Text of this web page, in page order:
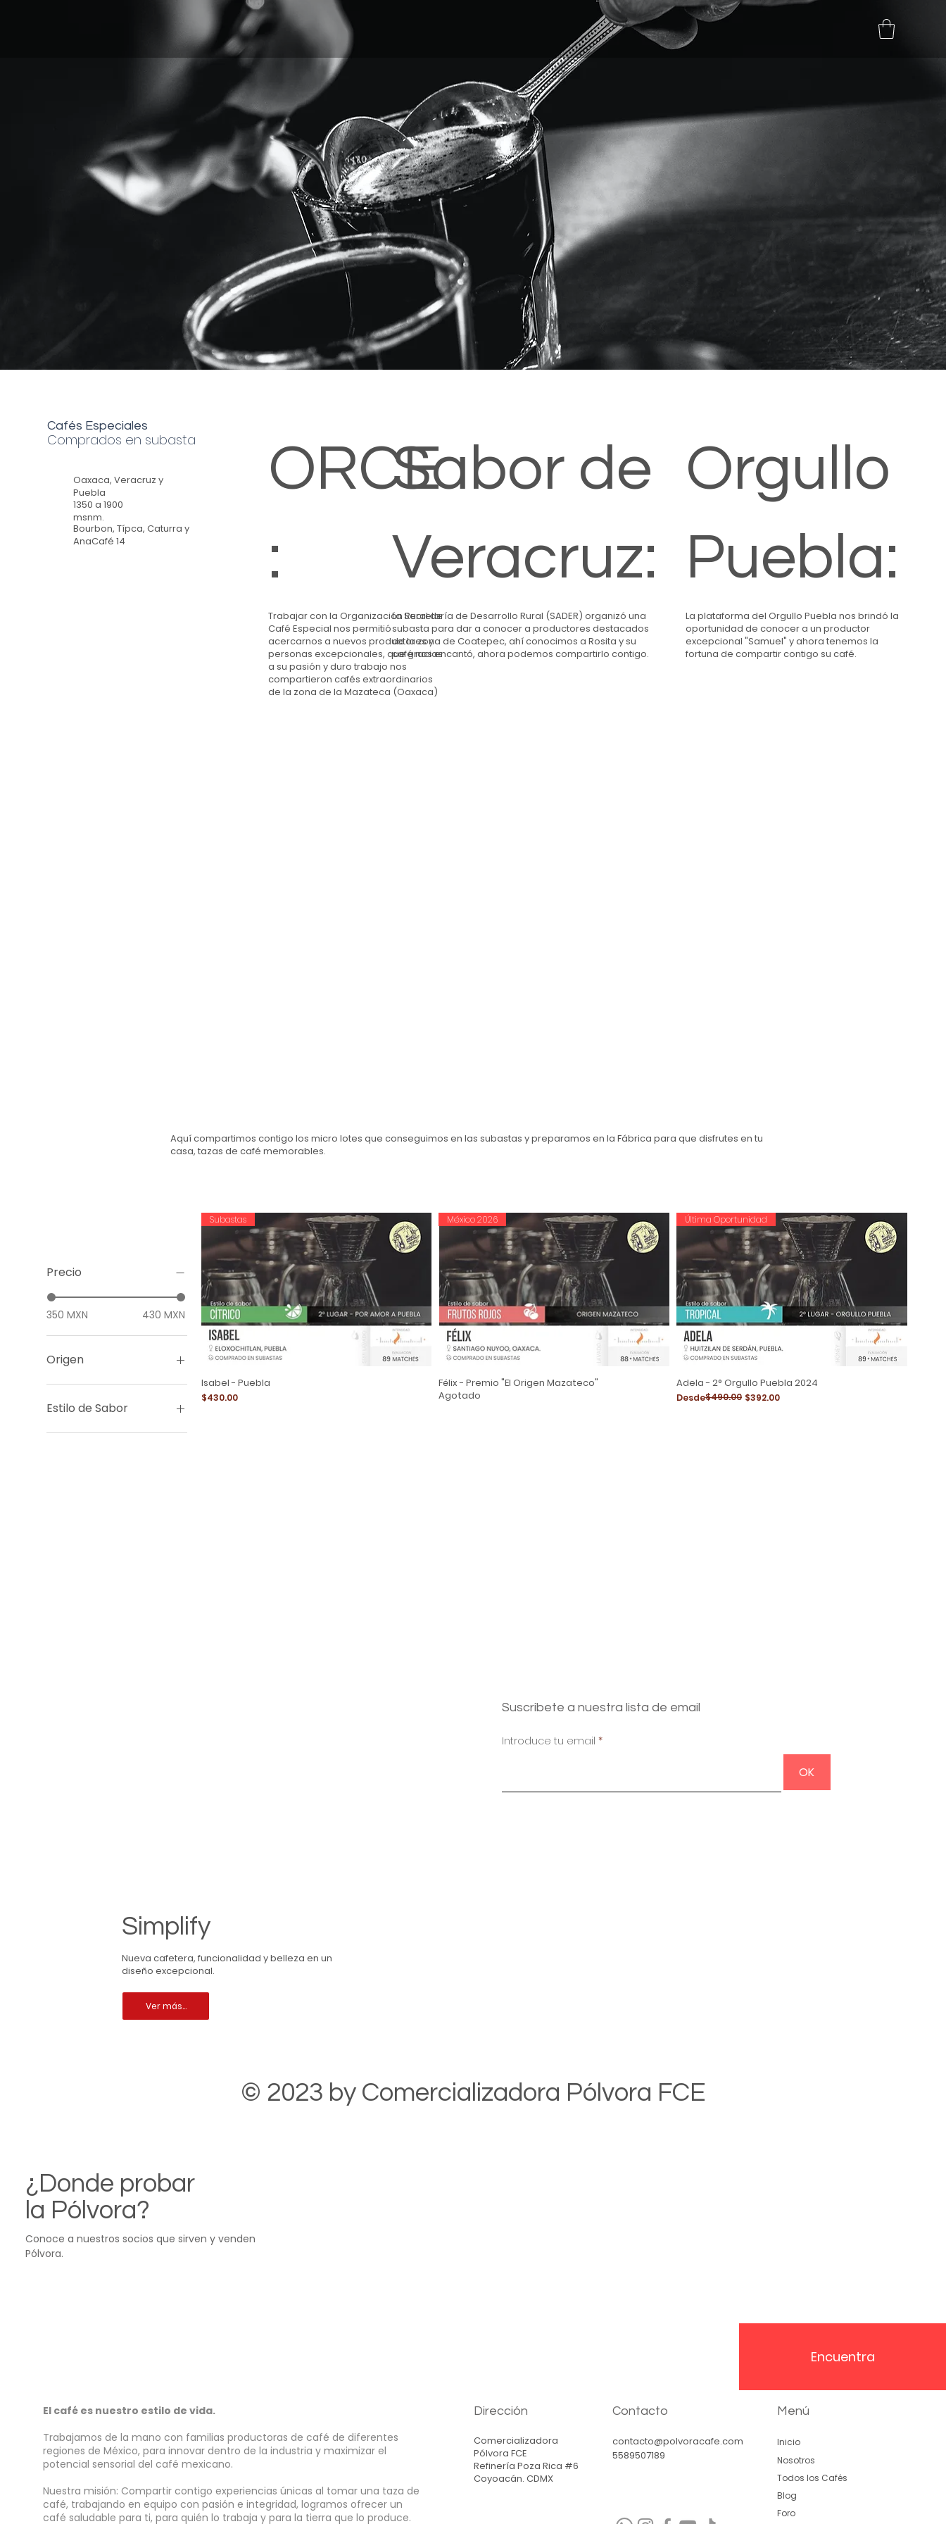
Sabor de
Veracruz:
La Secretaría de Desarrollo Rural (SADER) organizó una
subasta para dar a conocer a productores destacados
de la zona de Coatepec, ahí conocimos a Rosita y su
café nos encantó, ahora podemos compartirlo contigo.
Orgullo
Puebla:
La plataforma del Orgullo Puebla nos brindó la
oportunidad de conocer a un productor
excepcional "Samuel" y ahora tenemos la
fortuna de compartir contigo su café.
Cafés Especiales
Comprados en subasta
Oaxaca, Veracruz y
Puebla
1350 a 1900
msnm.
Bourbon, Típca, Caturra y
AnaCafé 14
ORCE
:
Trabajar con la Organización Rural de
Café Especial nos permitió
acercarnos a nuevos productores y
personas excepcionales, que gracias
a su pasión y duro trabajo nos
compartieron cafés extraordinarios
de la zona de la Mazateca (Oaxaca)
Aquí compartimos contigo los micro lotes que conseguimos en las subastas y preparamos en la Fábrica para que disfrutes en tu
casa, tazas de café memorables.
Precio
350 MXN 430 MXN
Origen
Oaxaca
Puebla
Estilo de Sabor
Frutos Rojos
Subastas
Isabel - Puebla
Precio
$430.00
México 2026
Félix - Premio "El Origen Mazateco"
Agotado
Última Oportunidad
Adela - 2° Orgullo Puebla 2024
Desde
Precio$490.00 $392.00
Precio de oferta
Suscríbete a nuestra lista de email
Introduce tu email
OK
Simplify
Nueva cafetera, funcionalidad y belleza en un
diseño excepcional.
Ver más...
El café es nuestro estilo de vida.
Trabajamos de la mano con familias productoras de café de diferentes
regiones de México, para innovar dentro de la industria y maximizar el
potencial sensorial del café mexicano.
Nuestra misión: Compartir contigo experiencias únicas al tomar una taza de
café, trabajando en equipo con pasión e integridad, logramos ofrecerun
café saludable para ti, para quién lo trabaja y para la tierra que lo produce.
Dirección
Comercializadora
Pólvora FCE
Refinería Poza Rica #6
Coyoacán. CDMX
Contacto
contacto@polvoracafe.com
5589507189
Menú
Inicio
Nosotros
Todos los Cafés
Blog
Foro
¿Donde probar
la Pólvora?
Conoce a nuestros socios que sirven y venden
Pólvora.
Encuentra
© 2023 by Comercializadora Pólvora FCE